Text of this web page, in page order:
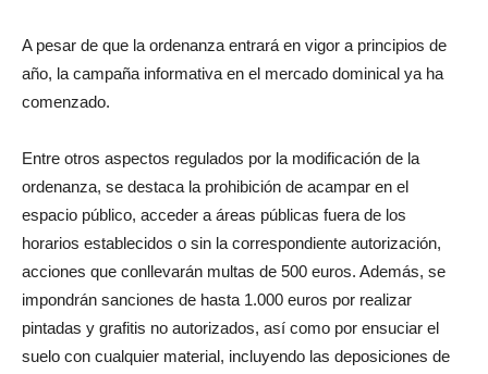
A pesar de que la ordenanza entrará en vigor a principios de
año, la campaña informativa en el mercado dominical ya ha
comenzado.
Entre otros aspectos regulados por la modificación de la
ordenanza, se destaca la prohibición de acampar en el
espacio público, acceder a áreas públicas fuera de los
horarios establecidos o sin la correspondiente autorización,
acciones que conllevarán multas de 500 euros. Además, se
impondrán sanciones de hasta 1.000 euros por realizar
pintadas y grafitis no autorizados, así como por ensuciar el
suelo con cualquier material, incluyendo las deposiciones de